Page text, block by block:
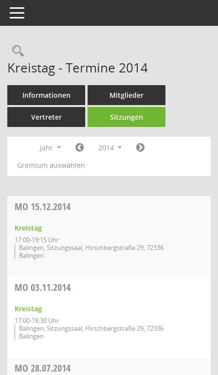
Toggle navigation
Rechercheauswahl
Kreistag - Termine 2014
Informationen Mitglieder
Vertreter Sitzungen
Jahr
2014
Gremium auswählen
MO 15.12.2014
Kreistag
17:00-19:15 Uhr
Balingen, Sitzungssaal, Hirschbergstraße 29, 72336
Balingen
MO 03.11.2014
Kreistag
17:00-18:30 Uhr
Balingen, Sitzungssaal, Hirschbergstraße 29, 72336
Balingen
MO 28.07.2014